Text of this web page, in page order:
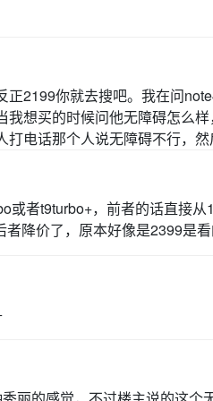
正2199你就去搜吧。我在问
我想买的时候问他无障碍怎么
电话那个人说无障碍不行，然
或者t9turbo+，前者的话直接
者降价了，原本好像是2399是